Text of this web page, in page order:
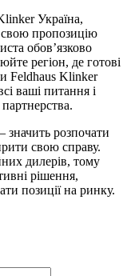
Україна,
свою пропозицію
обов’язково
регіон, де готові
Feldhaus Klinker
ваші питання і
розпочати
свою справу.
дилерів, тому
рішення,
позиції на ринку.